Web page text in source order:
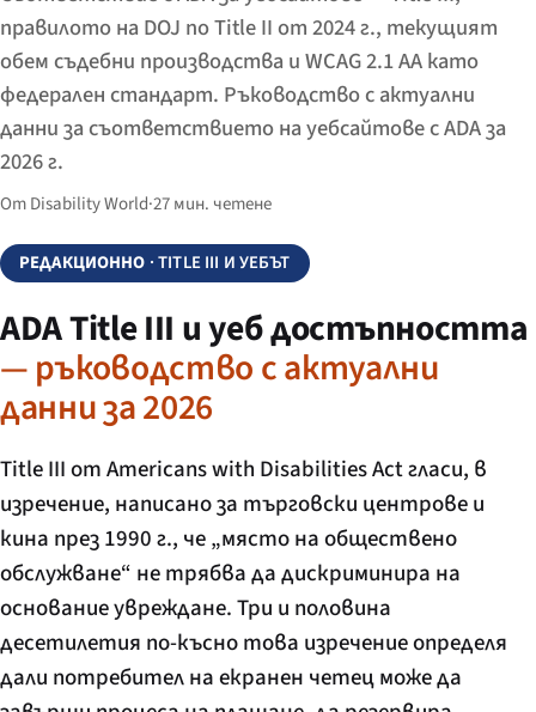
правилото на DOJ по Title II от 2024 г., текущият
обем съдебни производства и WCAG 2.1 AA като
федерален стандарт. Ръководство с актуални
данни за съответствието на уебсайтове с ADA за
2026 г.
От Disability World·27 мин. четене
РЕДАКЦИОННО · TITLE III И УЕБЪТ
ADA Title III и уеб достъпността
— ръководство с актуални
данни за 2026
Title III от Americans with Disabilities Act гласи, в
изречение, написано за търговски центрове и
кина през 1990 г., че „място на обществено
обслужване“ не трябва да дискриминира на
основание увреждане. Три и половина
десетилетия по-късно това изречение определя
дали потребител на екранен четец може да